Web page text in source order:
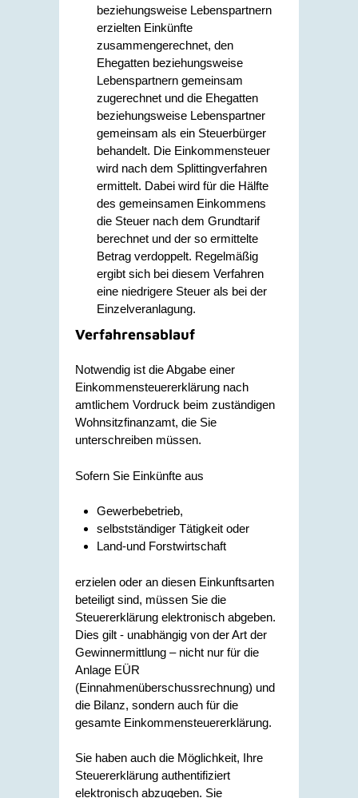
beziehungsweise Lebenspartnern
erzielten Einkünfte
zusammengerechnet, den
Ehegatten beziehungsweise
Lebenspartnern gemeinsam
zugerechnet und die Ehegatten
beziehungsweise Lebenspartner
gemeinsam als ein Steuerbürger
behandelt. Die Einkommensteuer
wird nach dem Splittingverfahren
ermittelt. Dabei wird für die Hälfte
des gemeinsamen Einkommens
die Steuer nach dem Grundtarif
berechnet und der so ermittelte
Betrag verdoppelt. Regelmäßig
ergibt sich bei diesem Verfahren
eine niedrigere Steuer als bei der
Einzelveranlagung.
Verfahrensablauf
Notwendig ist die Abgabe einer
Einkommensteuererklärung nach
amtlichem Vordruck beim zuständigen
Wohnsitzfinanzamt, die Sie
unterschreiben müssen.
Sofern Sie Einkünfte aus
Gewerbebetrieb,
selbstständiger Tätigkeit oder
Land-und Forstwirtschaft
erzielen oder an diesen Einkunftsarten
beteiligt sind, müssen Sie die
Steuererklärung elektronisch abgeben.
Dies gilt - unabhängig von der Art der
Gewinnermittlung – nicht nur für die
Anlage EÜR
(Einnahmenüberschussrechnung) und
die Bilanz, sondern auch für die
gesamte Einkommensteuererklärung.
Sie haben auch die Möglichkeit, Ihre
Steuererklärung authentifiziert
elektronisch abzugeben. Sie